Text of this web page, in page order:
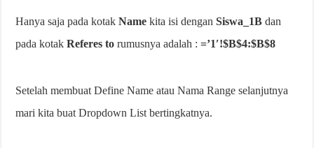
Hanya saja pada kotakName kita isi denganSiswa_1B dan
pada kotakReferes to rumusnya adalah :=’1′!$B$4:$B$8
Setelah membuat Define Name atau Nama Range selanjutnya
mari kita buat Dropdown List bertingkatnya.